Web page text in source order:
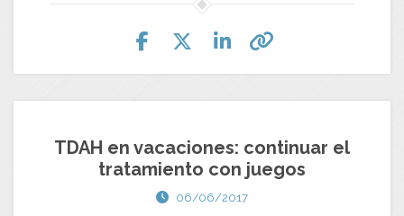
TDAH en vacaciones: continuar el
tratamiento con juegos
06/06/2017